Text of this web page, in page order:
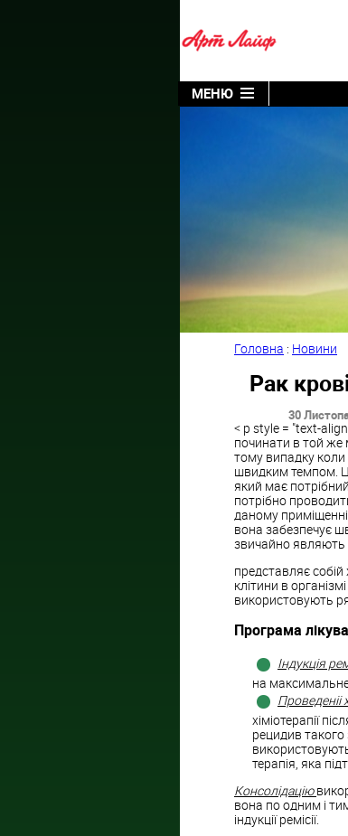
МЕНЮ
Головна : Новини
Рак
30
< p style = "text-
починати в той же
тому випадку коли
швидким темпом.
який має
потрібно
даному
вона забезпечує
звичайно являють
представляє
клітини в
використовують
Програма
Індукція
на
Проведеніі
хіміотерапії
рецидив
терапія, яка
Консолідацію
вона по одним і
індукції ремісії.